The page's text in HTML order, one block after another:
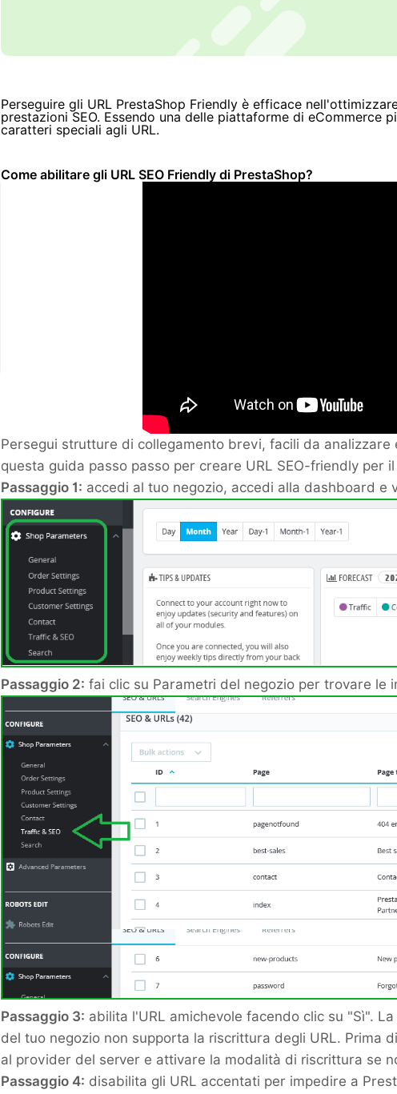
Perseguire gli URL PrestaShop Friendly è efficace
prestazioni SEO. Essendo una delle piattaforme di eCommerce
caratteri speciali agli URL.
Come abilitare gli URL SEO Friendly di PrestaShop?
Persegui strutture di collegamento brevi, facili da
questa guida passo passo per creare URL SEO-friendly per
Passaggio 1: accedi al tuo negozio, accedi alla dashboard e
Passaggio 2: fai clic su Parametri del negozio per trovare le
Passaggio 3: abilita l'URL amichevole facendo clic su "Sì".
del tuo negozio non supporta la riscrittura degli URL. Prima
al provider del server e attivare la modalità di riscrittura se
Passaggio 4: disabilita gli URL accentati per impedire a